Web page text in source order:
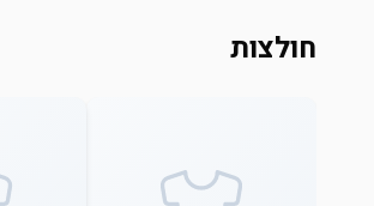
חולצות